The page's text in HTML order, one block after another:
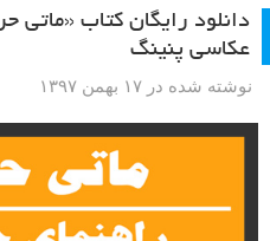
دانلود رایگان کتاب
عکاسی پنینگ
نوشته شده در ۱۷ بهمن ۱۳۹۷